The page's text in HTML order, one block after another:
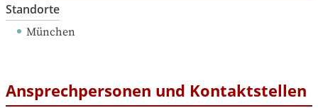
Standorte
München
Ansprechpersonen und Kontaktstellen